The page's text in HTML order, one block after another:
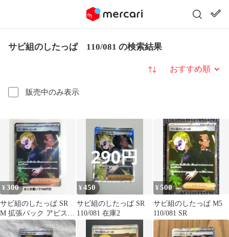
サビ組のしたっぱ 110/081 の検索結果
販売中のみ表示
並び替え
¥300
サビ組のしたっぱ SR
M 拡張パック アビスア
イ キラ 110/081
¥450
サビ組のしたっぱ SR
110/081 在庫2
¥500
サビ組のしたっぱ M5
110/081 SR